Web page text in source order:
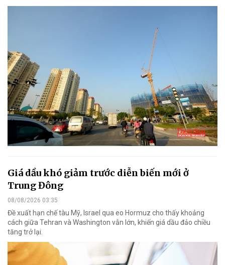
Giá dầu khó giảm trước diễn biến mới ở
Trung Đông
08/08/2026 03:35
Đề xuất hạn chế tàu Mỹ, Israel qua eo Hormuz cho thấy khoảng
cách giữa Tehran và Washington vẫn lớn, khiến giá dầu đảo chiều
tăng trở lại.